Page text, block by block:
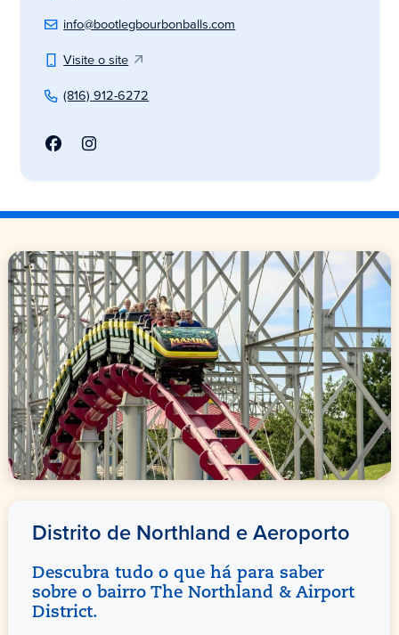
info@bootlegbourbonballs.com
Visite o site
(816) 912-6272
Distrito de Northland e Aeroporto
Descubra tudo o que há para saber
sobre o bairro The Northland & Airport
District.